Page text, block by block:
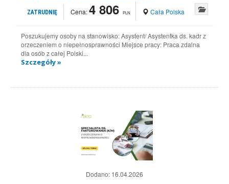
ZATRUDNIĘ Cena:4 806 PLN Cała Polska
Poszukujemy osoby na stanowisko: Asystent/ Asystentka ds. kadr z
orzeczeniem o niepełnosprawności Miejsce pracy: Praca zdalna
dla osób z całej Polski...
Szczegóły »
Dodano: 16.04.2026